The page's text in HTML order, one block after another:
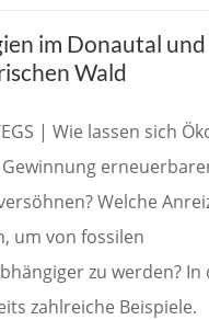
im Donautal und
Wald
| Wie lassen sich
Welche
um von fossilen
zu werden? In
zahlreiche Beispiele.